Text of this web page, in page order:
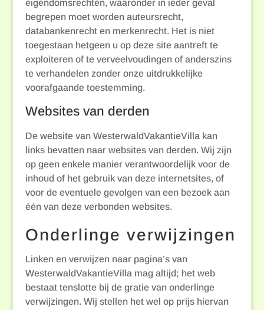
eigendomsrechten, waaronder in ieder geval
begrepen moet worden auteursrecht,
databankenrecht en merkenrecht. Het is niet
toegestaan hetgeen u op deze site aantreft te
exploiteren of te verveelvoudingen of anderszins
te verhandelen zonder onze uitdrukkelijke
voorafgaande toestemming.
Websites van derden
De website van WesterwaldVakantieVilla kan
links bevatten naar websites van derden. Wij zijn
op geen enkele manier verantwoordelijk voor de
inhoud of het gebruik van deze internetsites, of
voor de eventuele gevolgen van een bezoek aan
één van deze verbonden websites.
Onderlinge verwijzingen
Linken en verwijzen naar pagina’s van
WesterwaldVakantieVilla mag altijd; het web
bestaat tenslotte bij de gratie van onderlinge
verwijzingen. Wij stellen het wel op prijs hiervan